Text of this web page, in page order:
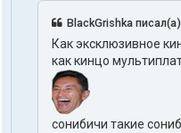
BlackGrishka
Как эксклюзивное
как кинцо
сонибичи такие